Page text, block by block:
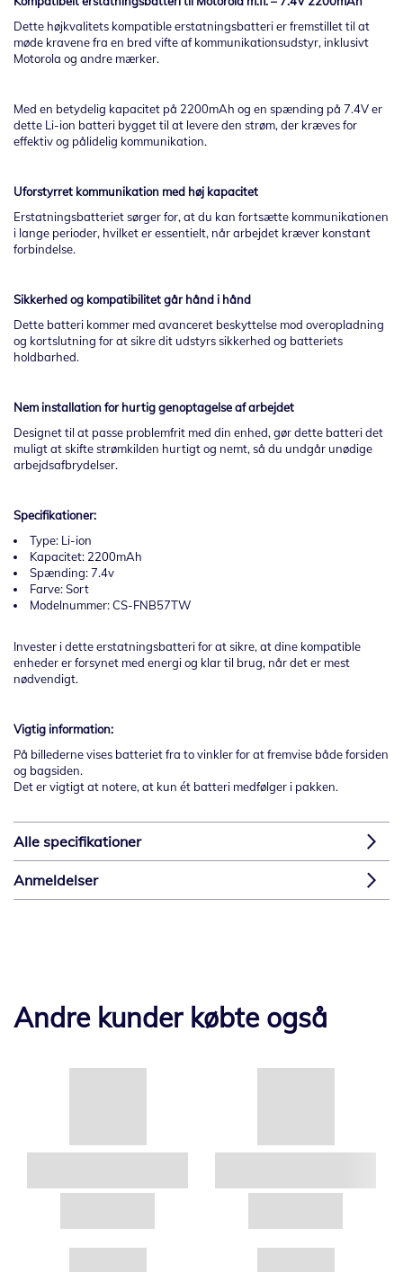
Dette højkvalitets kompatible erstatningsbatteri er fremstillet til at
møde kravene fra en bred vifte af kommunikationsudstyr, inklusivt
Motorola og andre mærker.
Med en betydelig kapacitet på 2200mAh og en spænding på 7.4V er
dette Li-ion batteri bygget til at levere den strøm, der kræves for
effektiv og pålidelig kommunikation.
Uforstyrret kommunikation med høj kapacitet
Erstatningsbatteriet sørger for, at du kan fortsætte kommunikationen
i lange perioder, hvilket er essentielt, når arbejdet kræver konstant
forbindelse.
Sikkerhed og kompatibilitet går hånd i hånd
Dette batteri kommer med avanceret beskyttelse mod overopladning
og kortslutning for at sikre dit udstyrs sikkerhed og batteriets
holdbarhed.
Nem installation for hurtig genoptagelse af arbejdet
Designet til at passe problemfrit med din enhed, gør dette batteri det
muligt at skifte strømkilden hurtigt og nemt, så du undgår unødige
arbejdsafbrydelser.
Specifikationer:
Type: Li-ion
Kapacitet: 2200mAh
Spænding: 7.4v
Farve: Sort
Modelnummer: CS-FNB57TW
Invester i dette erstatningsbatteri for at sikre, at dine kompatible
enheder er forsynet med energi og klar til brug, når det er mest
nødvendigt.
Vigtig information:
På billederne vises batteriet fra to vinkler for at fremvise både forsiden
og bagsiden.
Det er vigtigt at notere, at kun ét batteri medfølger i pakken.
Alle specifikationer
Anmeldelser
Andre kunder købte også